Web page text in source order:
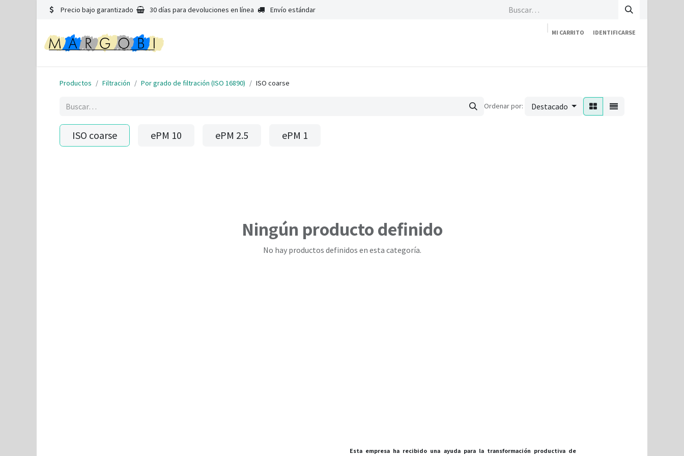
Precio bajo garantizado 30 días para devoluciones en línea Envío estándar
MI CARRITO IDENTIFICARSE
Productos Filtración Por grado de filtración (ISO 16890) ISO coarse
Ordenar por: Destacado
ISO coarse ePM 10 ePM 2.5 ePM 1
Ningún producto definido
No hay productos definidos en esta categoría.
Esta empresa ha recibido una ayuda para la transformación productiva de